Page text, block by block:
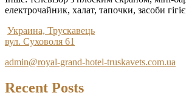
електрочайник, халат, тапочки, засоби
Украина, Трускавець
вул. Суховоля 61
admin@royal-grand-hotel-truskavets.com.ua
Recent Posts